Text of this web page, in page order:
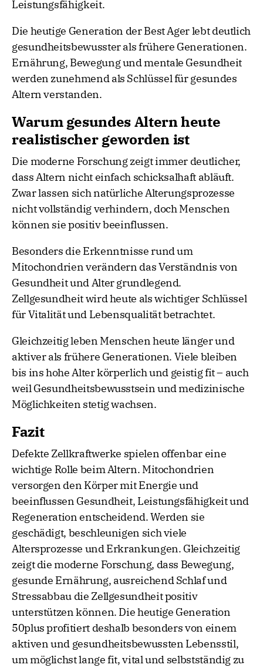
Leistungsfähigkeit.
Die heutige Generation der Best Ager lebt deutlich
gesundheitsbewusster als frühere Generationen.
Ernährung, Bewegung und mentale Gesundheit
werden zunehmend als Schlüssel für gesundes
Altern verstanden.
Warum gesundes Altern heute
realistischer geworden ist
Die moderne Forschung zeigt immer deutlicher,
dass Altern nicht einfach schicksalhaft abläuft.
Zwar lassen sich natürliche Alterungsprozesse
nicht vollständig verhindern, doch Menschen
können sie positiv beeinflussen.
Besonders die Erkenntnisse rund um
Mitochondrien verändern das Verständnis von
Gesundheit und Alter grundlegend.
Zellgesundheit wird heute als wichtiger Schlüssel
für Vitalität und Lebensqualität betrachtet.
Gleichzeitig leben Menschen heute länger und
aktiver als frühere Generationen. Viele bleiben
bis ins hohe Alter körperlich und geistig fit – auch
weil Gesundheitsbewusstsein und medizinische
Möglichkeiten stetig wachsen.
Fazit
Defekte Zellkraftwerke spielen offenbar eine
wichtige Rolle beim Altern. Mitochondrien
versorgen den Körper mit Energie und
beeinflussen Gesundheit, Leistungsfähigkeit und
Regeneration entscheidend. Werden sie
geschädigt, beschleunigen sich viele
Altersprozesse und Erkrankungen. Gleichzeitig
zeigt die moderne Forschung, dass Bewegung,
gesunde Ernährung, ausreichend Schlaf und
Stressabbau die Zellgesundheit positiv
unterstützen können. Die heutige Generation
50plus profitiert deshalb besonders von einem
aktiven und gesundheitsbewussten Lebensstil,
um möglichst lange fit, vital und selbstständig zu